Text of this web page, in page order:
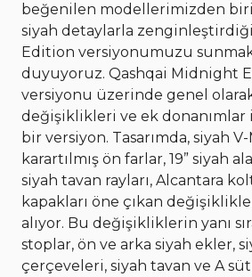
beğenilen modellerimizden
siyah detaylarla
Edition versiyonumuzu
duyuyoruz. Qashqai Midnight
versiyonu üzerinde genel
değişiklikleri ve ek
bir versiyon. Tasarımda, siyah
karartılmış ön farlar, 19” siyah
siyah tavan rayları, Alcantara
kapakları öne çıkan
alıyor. Bu değişikliklerin yanı
stoplar, ön ve arka siyah ekler,
çerçeveleri, siyah tavan ve A